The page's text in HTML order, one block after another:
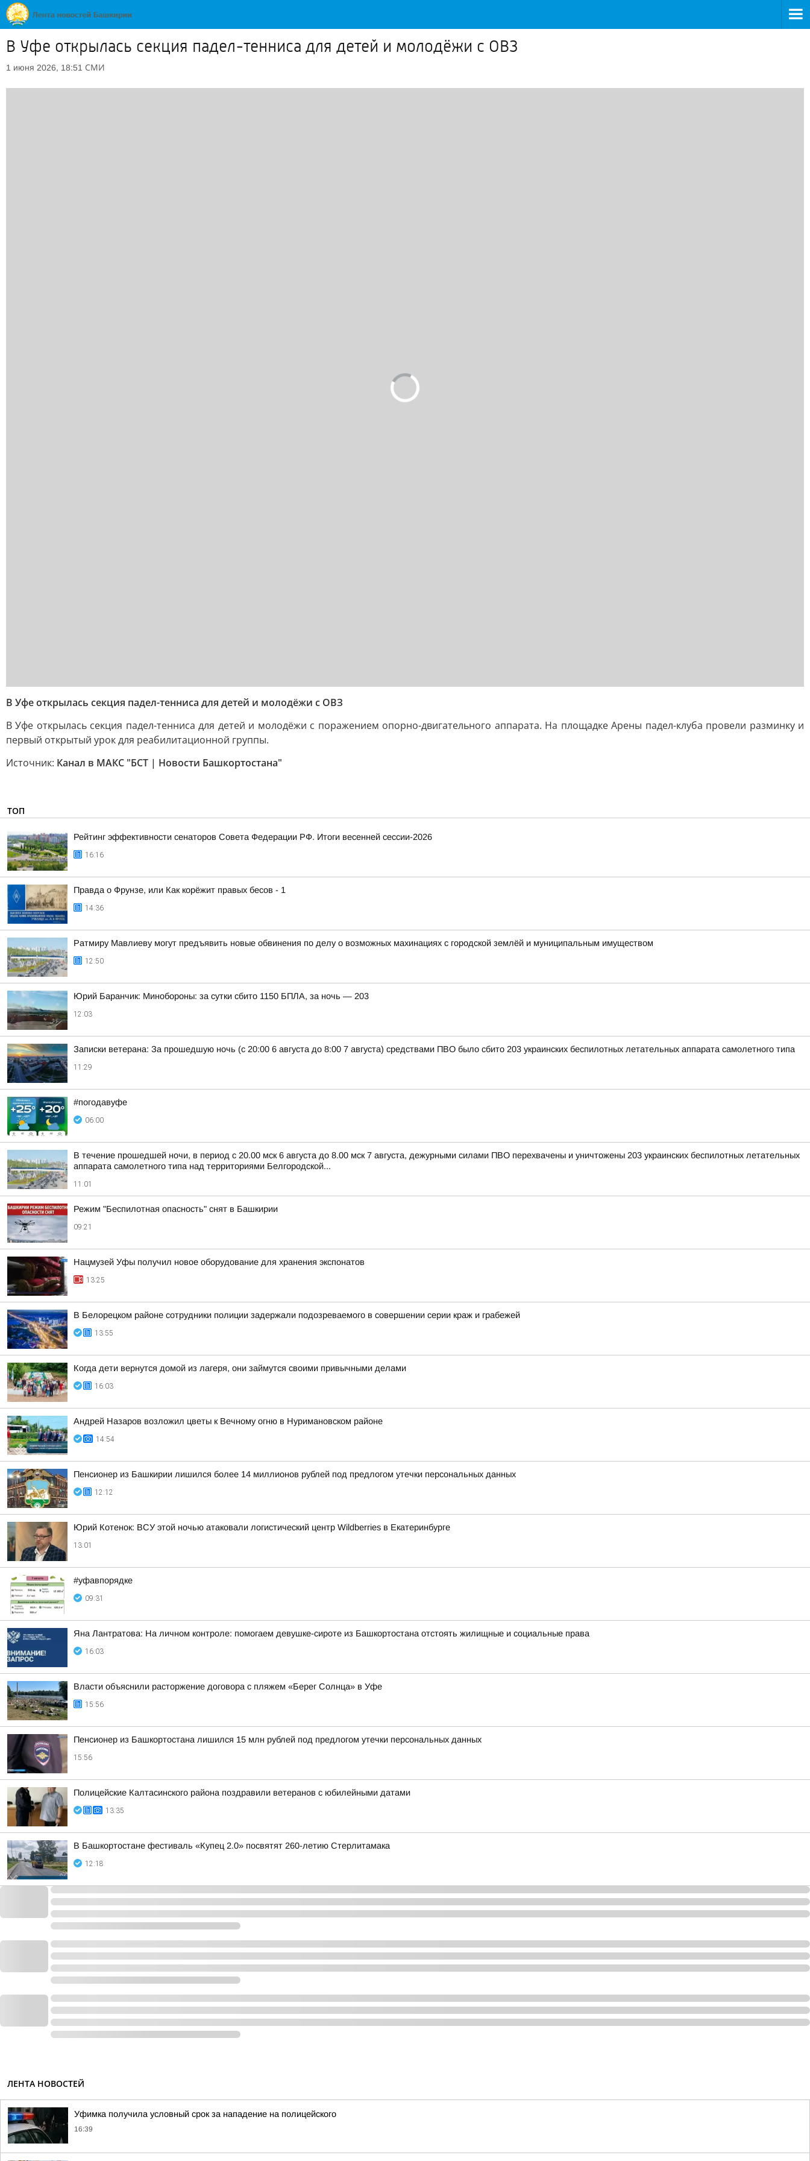
В Уфе открылась секция падел-тенниса для детей и молодёжи с ОВЗ
1 июня 2026, 18:51 СМИ
В Уфе открылась секция падел-тенниса для детей и молодёжи с ОВЗ
В Уфе открылась секция падел-тенниса для детей и молодёжи с поражением опорно-двигательного аппарата. На площадке Арены падел-клуба провели разминку и
первый открытый урок для реабилитационной группы.
Источник: Канал в МАКС "БСТ | Новости Башкортостана"
ТОП
Рейтинг эффективности сенаторов Совета Федерации РФ. Итоги весенней сессии-2026
16:16
Правда о Фрунзе, или Как корёжит правых бесов - 1
14:36
Ратмиру Мавлиеву могут предъявить новые обвинения по делу о возможных махинациях с городской землёй и муниципальным имуществом
12:50
Юрий Баранчик: Минобороны: за сутки сбито 1150 БПЛА, за ночь — 203
12:03
Записки ветерана: За прошедшую ночь (с 20:00 6 августа до 8:00 7 августа) средствами ПВО было сбито 203 украинских беспилотных летательных аппарата самолетного типа
11:29
#погодавуфе
06:00
В течение прошедшей ночи, в период с 20.00 мск 6 августа до 8.00 мск 7 августа, дежурными силами ПВО перехвачены и уничтожены 203 украинских беспилотных летательных
аппарата самолетного типа над территориями Белгородской...
11:01
Режим "Беспилотная опасность" снят в Башкирии
09:21
Нацмузей Уфы получил новое оборудование для хранения экспонатов
13:25
В Белорецком районе сотрудники полиции задержали подозреваемого в совершении серии краж и грабежей
13:55
Когда дети вернутся домой из лагеря, они займутся своими привычными делами
16:03
Андрей Назаров возложил цветы к Вечному огню в Нуримановском районе
14:54
Пенсионер из Башкирии лишился более 14 миллионов рублей под предлогом утечки персональных данных
12:12
Юрий Котенок: ВСУ этой ночью атаковали логистический центр Wildberries в Екатеринбурге
13:01
#уфавпорядке
09:31
Яна Лантратова: На личном контроле: помогаем девушке-сироте из Башкортостана отстоять жилищные и социальные права
16:03
Власти объяснили расторжение договора с пляжем «Берег Солнца» в Уфе
15:56
Пенсионер из Башкортостана лишился 15 млн рублей под предлогом утечки персональных данных
15:56
Полицейские Калтасинского района поздравили ветеранов с юбилейными датами
13:35
В Башкортостане фестиваль «Купец 2.0» посвятят 260-летию Стерлитамака
12:18
ЛЕНТА НОВОСТЕЙ
Уфимка получила условный срок за нападение на полицейского
16:39